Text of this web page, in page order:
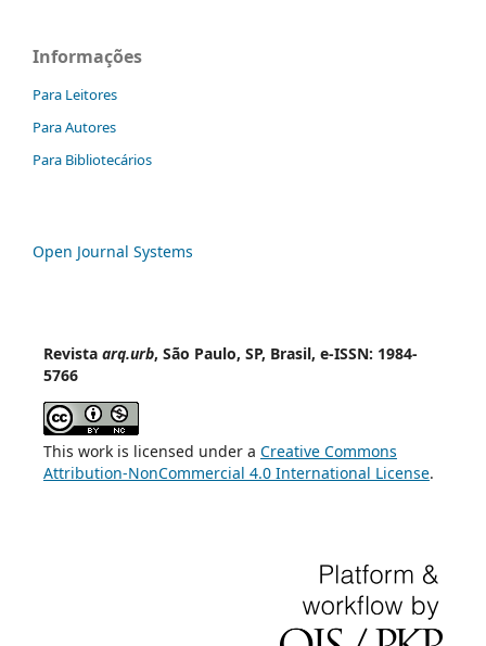
Informações
Para Leitores
Para Autores
Para Bibliotecários
Open Journal Systems
Revista arq.urb, São Paulo, SP, Brasil, e-ISSN: 1984-
5766
This work is licensed under a Creative Commons
Attribution-NonCommercial 4.0 International License.